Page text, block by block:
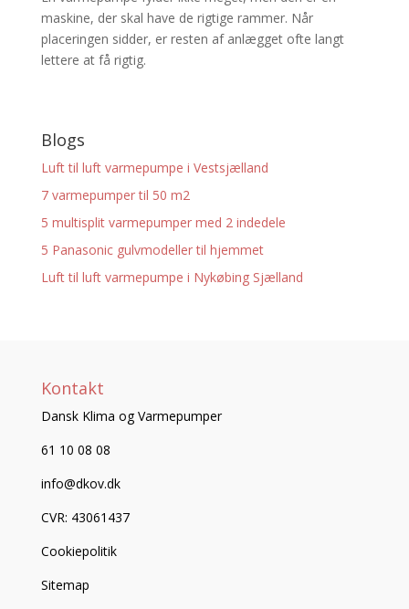
maskine, der skal have de rigtige rammer. Når
placeringen sidder, er resten af anlægget ofte langt
lettere at få rigtig.
Blogs
Luft til luft varmepumpe i Vestsjælland
7 varmepumper til 50 m2
5 multisplit varmepumper med 2 indedele
5 Panasonic gulvmodeller til hjemmet
Luft til luft varmepumpe i Nykøbing Sjælland
Kontakt
Dansk Klima og Varmepumper
61 10 08 08
info@dkov.dk
CVR: 43061437
Cookiepolitik
Sitemap